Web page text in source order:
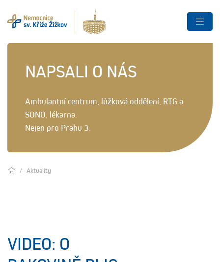
NAPSALI O NÁS
Ambulantní centrum, lůžková oddělení, RTG a
SONO, lékarna.
Nejen pro Prahu 3.
Aktuality
VIDEO: O